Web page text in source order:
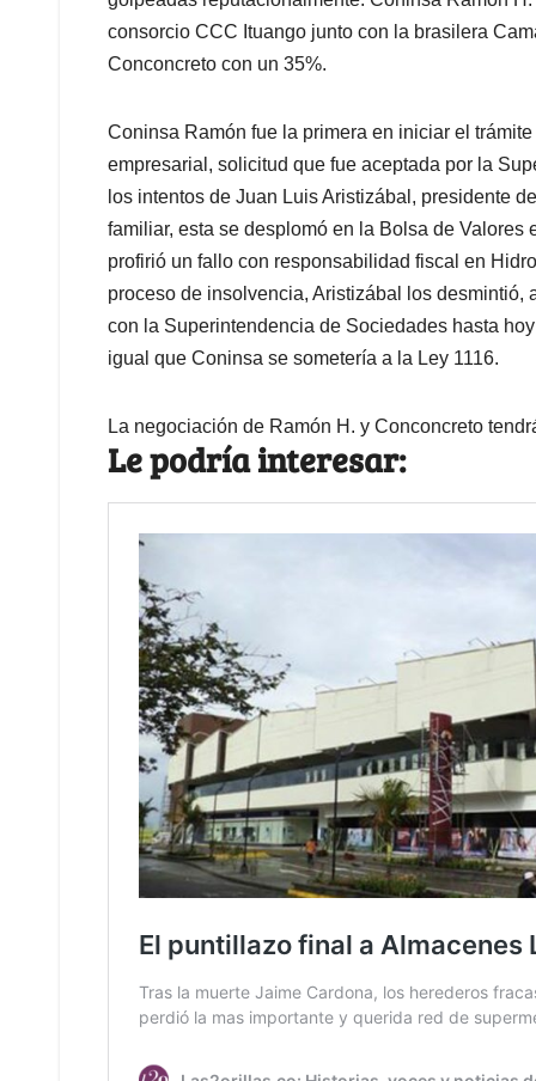
consorcio CCC Ituango junto con la brasilera
Conconcreto con un 35%.
Coninsa Ramón fue la primera en iniciar el
empresarial, solicitud que fue aceptada por la
los intentos de Juan Luis Aristizábal, presidente
familiar, esta se desplomó en la Bolsa de
profirió un fallo con responsabilidad fiscal en
proceso de insolvencia, Aristizábal los
con la Superintendencia de Sociedades hasta
igual que Coninsa se sometería a la Ley 1116.
La negociación de Ramón H. y Conconcreto
Le podría interesar: